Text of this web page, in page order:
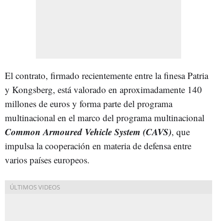
El contrato, firmado recientemente entre la finesa Patria
y Kongsberg, está valorado en aproximadamente 140
millones de euros y forma parte del programa
multinacional en el marco del programa multinacional
Common Armoured Vehicle System (CAVS), que
impulsa la cooperación en materia de defensa entre
varios países europeos.